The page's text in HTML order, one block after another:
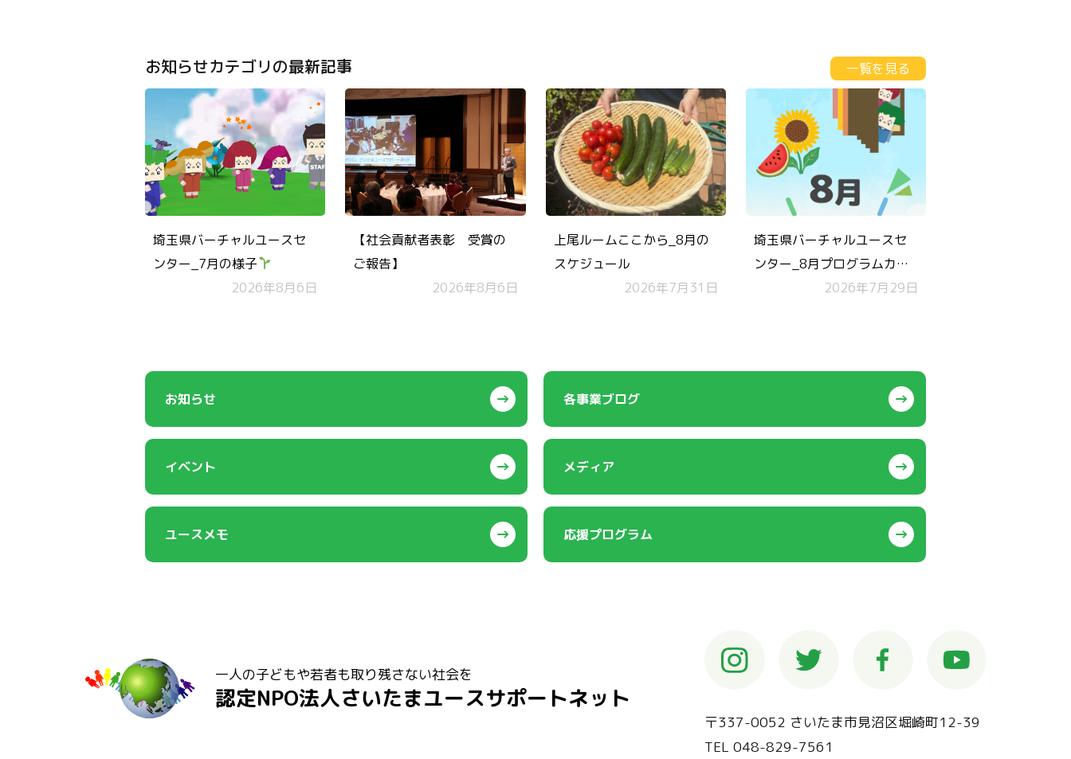
お知らせカテゴリの最新記事 一覧を見る
埼玉県バーチャルユースセ
ンター_7月の様子
2026年8月6日
【社会貢献者表彰 受賞の
ご報告】
2026年8月6日
上尾ルームここから_8月の
スケジュール
2026年7月31日
埼玉県バーチャルユースセ
ンター_8月プログラムカレ
2026年7月29日
お知らせ 各事業ブログ
イベント メディア
ユースメモ 応援プログラム
一人の子どもや若者も取り残さない社会を
認定NPO法人さいたまユースサポートネット
〒337-0052 さいたま市見沼区堀崎町12-39
TEL 048-829-7561